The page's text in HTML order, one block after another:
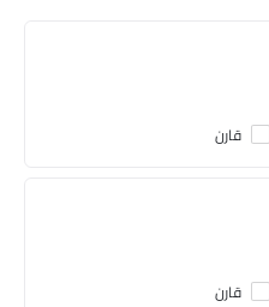
قارن
قارن